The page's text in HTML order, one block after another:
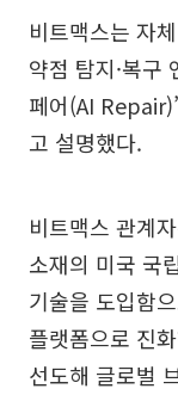
비트맥스는 자
약점 탐지·복구
페어(AI
고 설명했다.
비트맥스 관계
소재의 미국 국
기술을 도입함
플랫폼으로 진
선도해 글로벌